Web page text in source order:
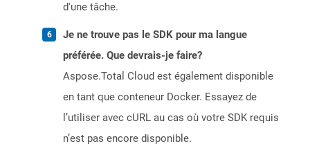
d'une tâche.
Je ne trouve pas le SDK pour ma langue
préférée. Que devrais-je faire?
Aspose.Total Cloud est également disponible
en tant que conteneur Docker. Essayez de
l’utiliser avec cURL au cas où votre SDK requis
n’est pas encore disponible.